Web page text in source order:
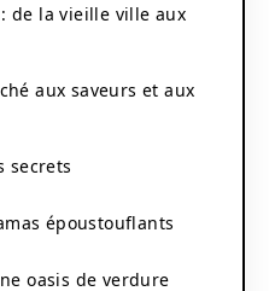
de la vieille ville aux
aux saveurs et aux
secrets
époustouflants
oasis de verdure